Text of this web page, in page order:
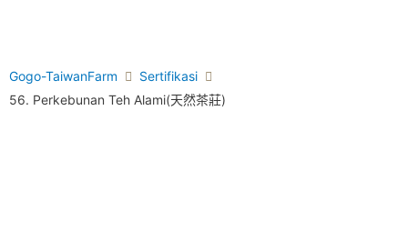
Gogo-TaiwanFarm
Sertifikasi
56. Perkebunan Teh Alami(天然茶莊)